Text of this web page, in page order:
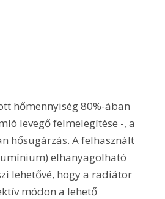
hőmennyiség 80%-ában
levegő felmelegítése -, a
hősugárzás. A felhasznált
elhanyagolható
lehetővé, hogy a radiátor
módon a lehető